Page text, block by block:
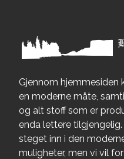
Gjennom hjemmesiden
en moderne måte,
og alt stoff som er
enda lettere
steget inn i den
muligheter, men vi vil